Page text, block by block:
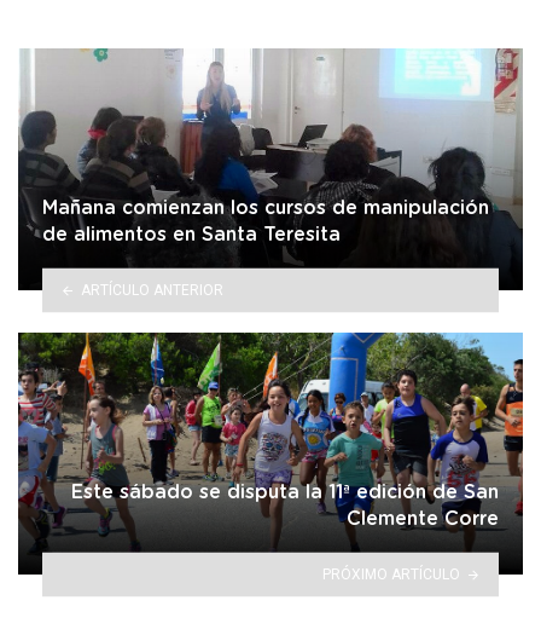
Mañana comienzan los cursos de manipulación
de alimentos en Santa Teresita
ARTÍCULO ANTERIOR
Este sábado se disputa la 11ª edición de San
Clemente Corre
PRÓXIMO ARTÍCULO